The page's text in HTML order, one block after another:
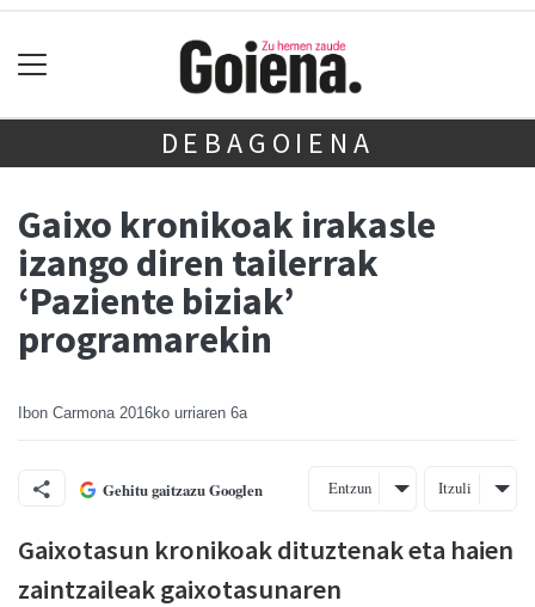
DEBAGOIENA
Gaixo kronikoak irakasle
izango diren tailerrak
‘Paziente biziak’
programarekin
Ibon Carmona 2016ko urriaren 6a
Gehitu gaitzazu Googlen Entzun Itzuli
Gaixotasun kronikoak dituztenak eta haien
zaintzaileak gaixotasunaren